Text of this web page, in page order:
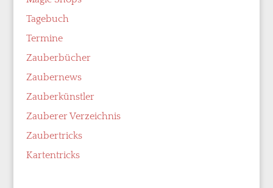
Tagebuch
Termine
Zauberbücher
Zaubernews
Zauberkünstler
Zauberer Verzeichnis
Zaubertricks
Kartentricks